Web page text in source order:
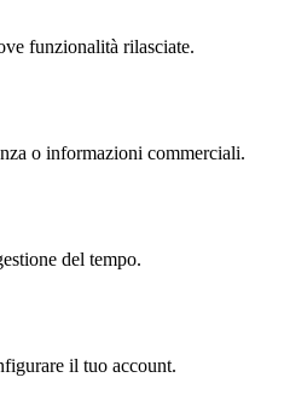
funzionalità rilasciate.
o informazioni commerciali.
del tempo.
il tuo account.